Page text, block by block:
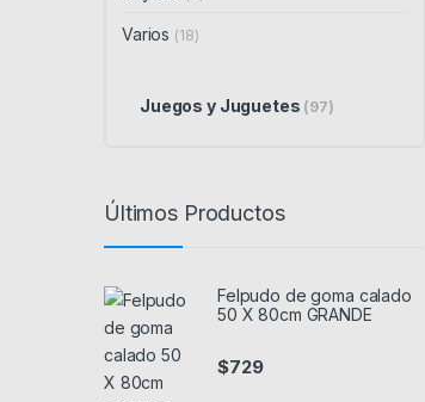
Varios (18)
Juegos y Juguetes (97)
Últimos Productos
Felpudo de goma calado
50 X 80cm GRANDE
$729